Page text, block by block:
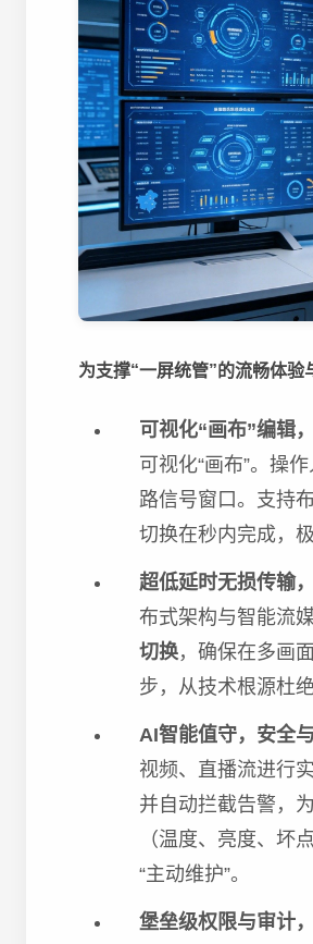
为支撑“一屏统管”的流畅体验
可视化“画布”编辑
可视化“画布”。操
路信号窗口。支持
切换在秒内完成，
超低延时无损传输
布式架构与智能流
切换，确保在多画
步，从技术根源杜
AI智能值守，安全
视频、直播流进行
并自动拦截告警，
（温度、亮度、坏
“主动维护”。
堡垒级权限与审计